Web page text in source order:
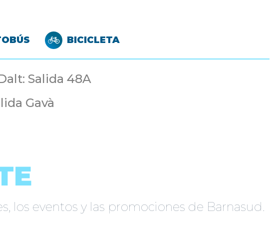
BICICLETA
Salida 48A
Gavà
los eventos y las promociones de Barnasud.